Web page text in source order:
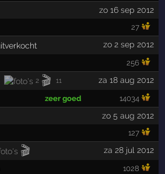
zo 16 sep 2012
27
zo 2 sep 2012
256
2 🎬 11 za 18 aug 2012
zeer goed 14034
zo 5 aug 2012
127
🎬 za 28 jul 2012
1028